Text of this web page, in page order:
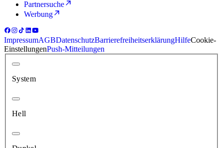
Partnersuche
Werbung
ImpressumAGBDatenschutzBarrierefreiheitserklärungHilfeCookie-
EinstellungenPush-Mitteilungen
System
Hell